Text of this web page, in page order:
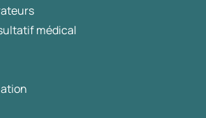
médical